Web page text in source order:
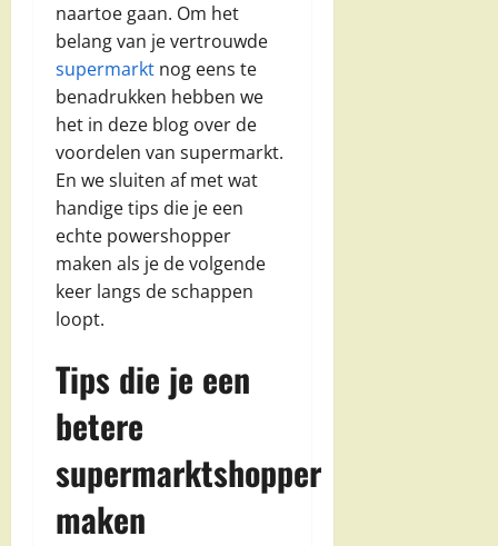
naartoe gaan. Om het
belang van je vertrouwde
supermarkt nog eens te
benadrukken hebben we
het in deze blog over de
voordelen van supermarkt.
En we sluiten af met wat
handige tips die je een
echte powershopper
maken als je de volgende
keer langs de schappen
loopt.
Tips die je een
betere
supermarktshopper
maken